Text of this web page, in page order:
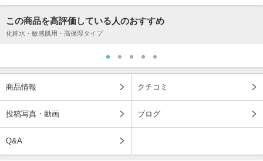
この商品を高評価している人のおすすめ
化粧水・敏感肌用・高保湿タイプ
商品情報 クチコミ
投稿写真・動画 ブログ
Q&A